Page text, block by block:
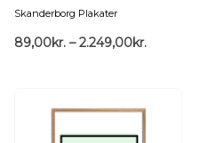
Skanderborg Plakater
89,00kr. – 2.249,00kr.